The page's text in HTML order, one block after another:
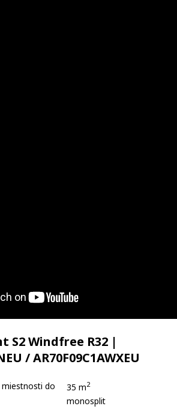
S2 Windfree R32 |
/ AR70F09C1AWXEU
do 35 m2
monosplit